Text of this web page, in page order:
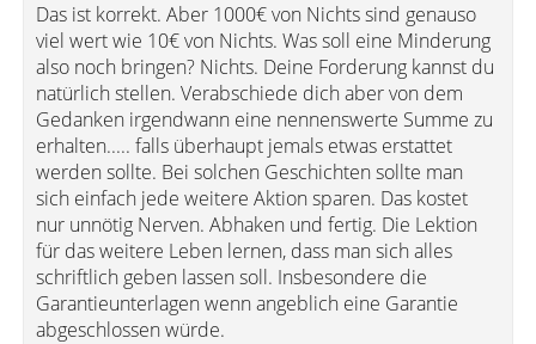
Das ist korrekt. Aber 1000€ von Nichts sind genauso
viel wert wie 10€ von Nichts. Was soll eine Minderung
also noch bringen? Nichts. Deine Forderung kannst du
natürlich stellen. Verabschiede dich aber von dem
Gedanken irgendwann eine nennenswerte Summe zu
erhalten..... falls überhaupt jemals etwas erstattet
werden sollte. Bei solchen Geschichten sollte man
sich einfach jede weitere Aktion sparen. Das kostet
nur unnötig Nerven. Abhaken und fertig. Die Lektion
für das weitere Leben lernen, dass man sich alles
schriftlich geben lassen soll. Insbesondere die
Garantieunterlagen wenn angeblich eine Garantie
abgeschlossen würde.